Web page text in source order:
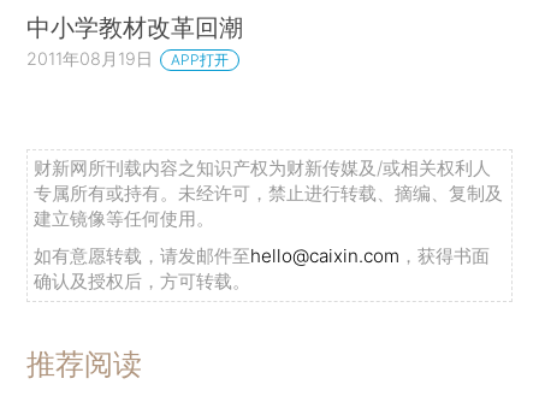
中小学教材改革回潮
2011年08月19日 APP打开
财新网所刊载内容之知识产权为财新传媒及/或相关权利人
专属所有或持有。未经许可，禁止进行转载、摘编、复制及
建立镜像等任何使用。
如有意愿转载，请发邮件至hello@caixin.com ，获得书面
确认及授权后，方可转载。
推荐阅读